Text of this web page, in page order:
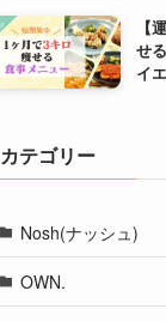
【
せ
イ
カテゴリー
Nosh(ナッシュ)
OWN.